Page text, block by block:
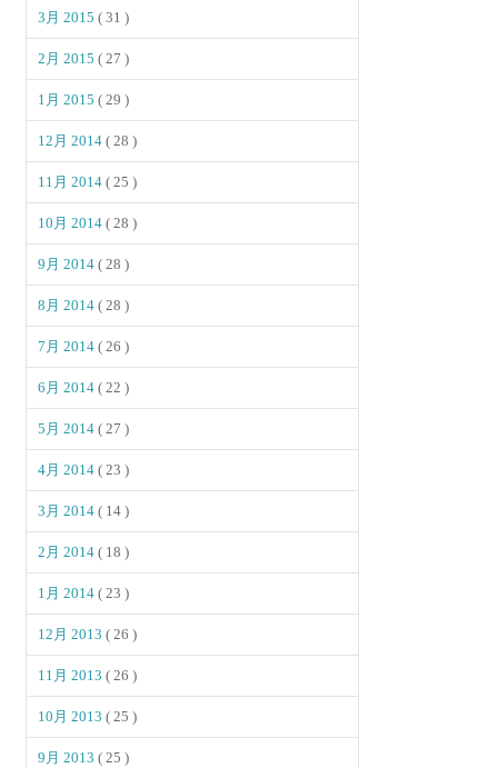
3月 2015( 31 )
2月 2015( 27 )
1月 2015( 29 )
12月 2014( 28 )
11月 2014( 25 )
10月 2014( 28 )
9月 2014( 28 )
8月 2014( 28 )
7月 2014( 26 )
6月 2014( 22 )
5月 2014( 27 )
4月 2014( 23 )
3月 2014( 14 )
2月 2014( 18 )
1月 2014( 23 )
12月 2013( 26 )
11月 2013( 26 )
10月 2013( 25 )
9月 2013( 25 )